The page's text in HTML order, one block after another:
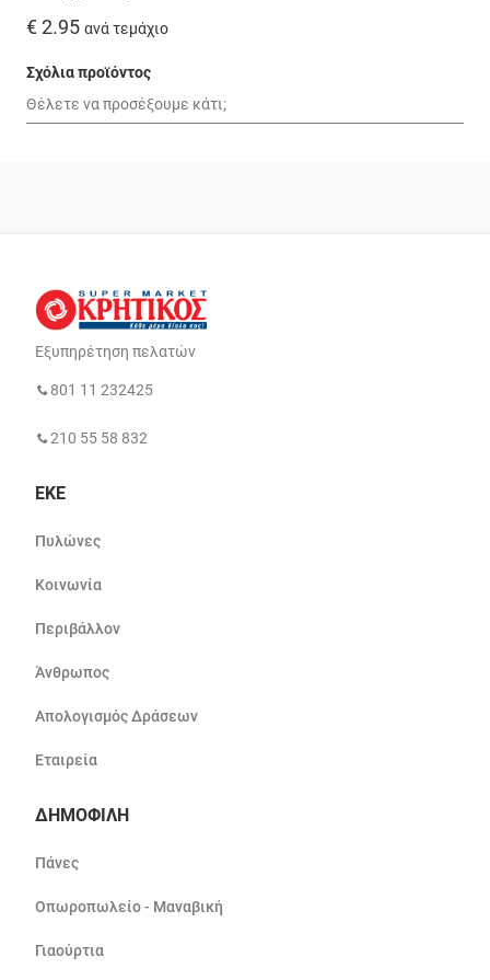
€ 2.95 ανά τεμάχιο
Σχόλια προϊόντος
Εξυπηρέτηση πελατών
801 11 232425
210 55 58 832
ΕΚΕ
Πυλώνες
Κοινωνία
Περιβάλλον
Άνθρωπος
Απολογισμός Δράσεων
Εταιρεία
ΔΗΜΟΦΙΛΗ
Πάνες
Οπωροπωλείο - Μαναβική
Γιαούρτια